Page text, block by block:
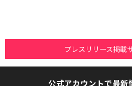
プレスリリース掲載
公式アカウントで最新